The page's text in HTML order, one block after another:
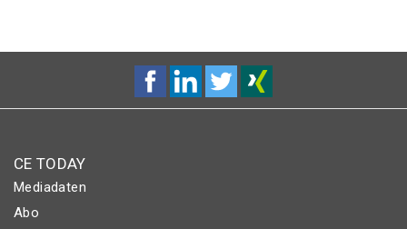
CE TODAY
Mediadaten
Abo